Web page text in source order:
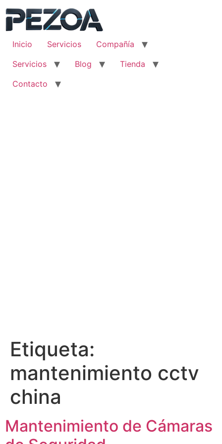
contenido
Inicio
Servicios
Compañía
Servicios
Blog
Tienda
Contacto
Etiqueta:
mantenimiento cctv
china
Mantenimiento de Cámaras